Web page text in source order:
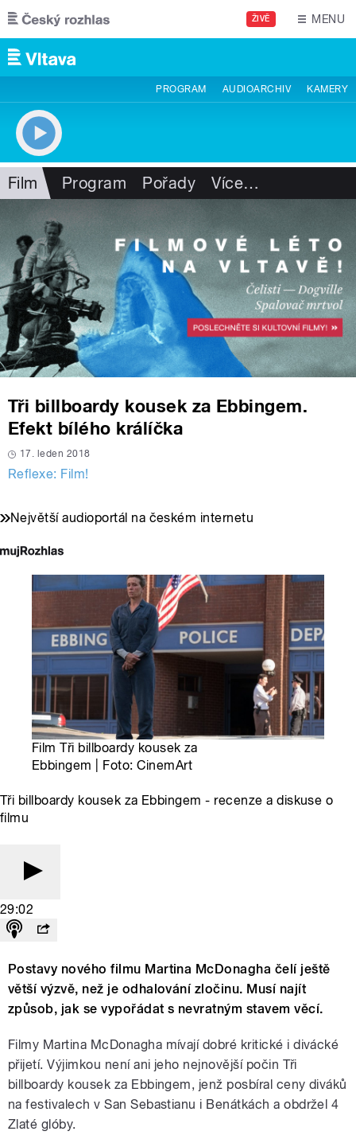
Přejít k hlavnímu obsahu
ŽIVĚ MENU
PROGRAM AUDIOARCHIV KAMERY
Film Program Pořady Více…
Tři billboardy kousek za Ebbingem.
Efekt bílého králíčka
17. leden 2018
Reflexe: Film!
Největší audioportál na českém internetu
Film Tři billboardy kousek za
Ebbingem | Foto: CinemArt
Tři billboardy kousek za Ebbingem - recenze a diskuse o
filmu
29:02
Postavy nového filmu Martina McDonagha čelí ještě
větší výzvě, než je odhalování zločinu. Musí najít
způsob, jak se vypořádat s nevratným stavem věcí.
Filmy Martina McDonagha mívají dobré kritické i divácké
přijetí. Výjimkou není ani jeho nejnovější počin Tři
billboardy kousek za Ebbingem, jenž posbíral ceny diváků
na festivalech v San Sebastianu i Benátkách a obdržel 4
Zlaté glóby.